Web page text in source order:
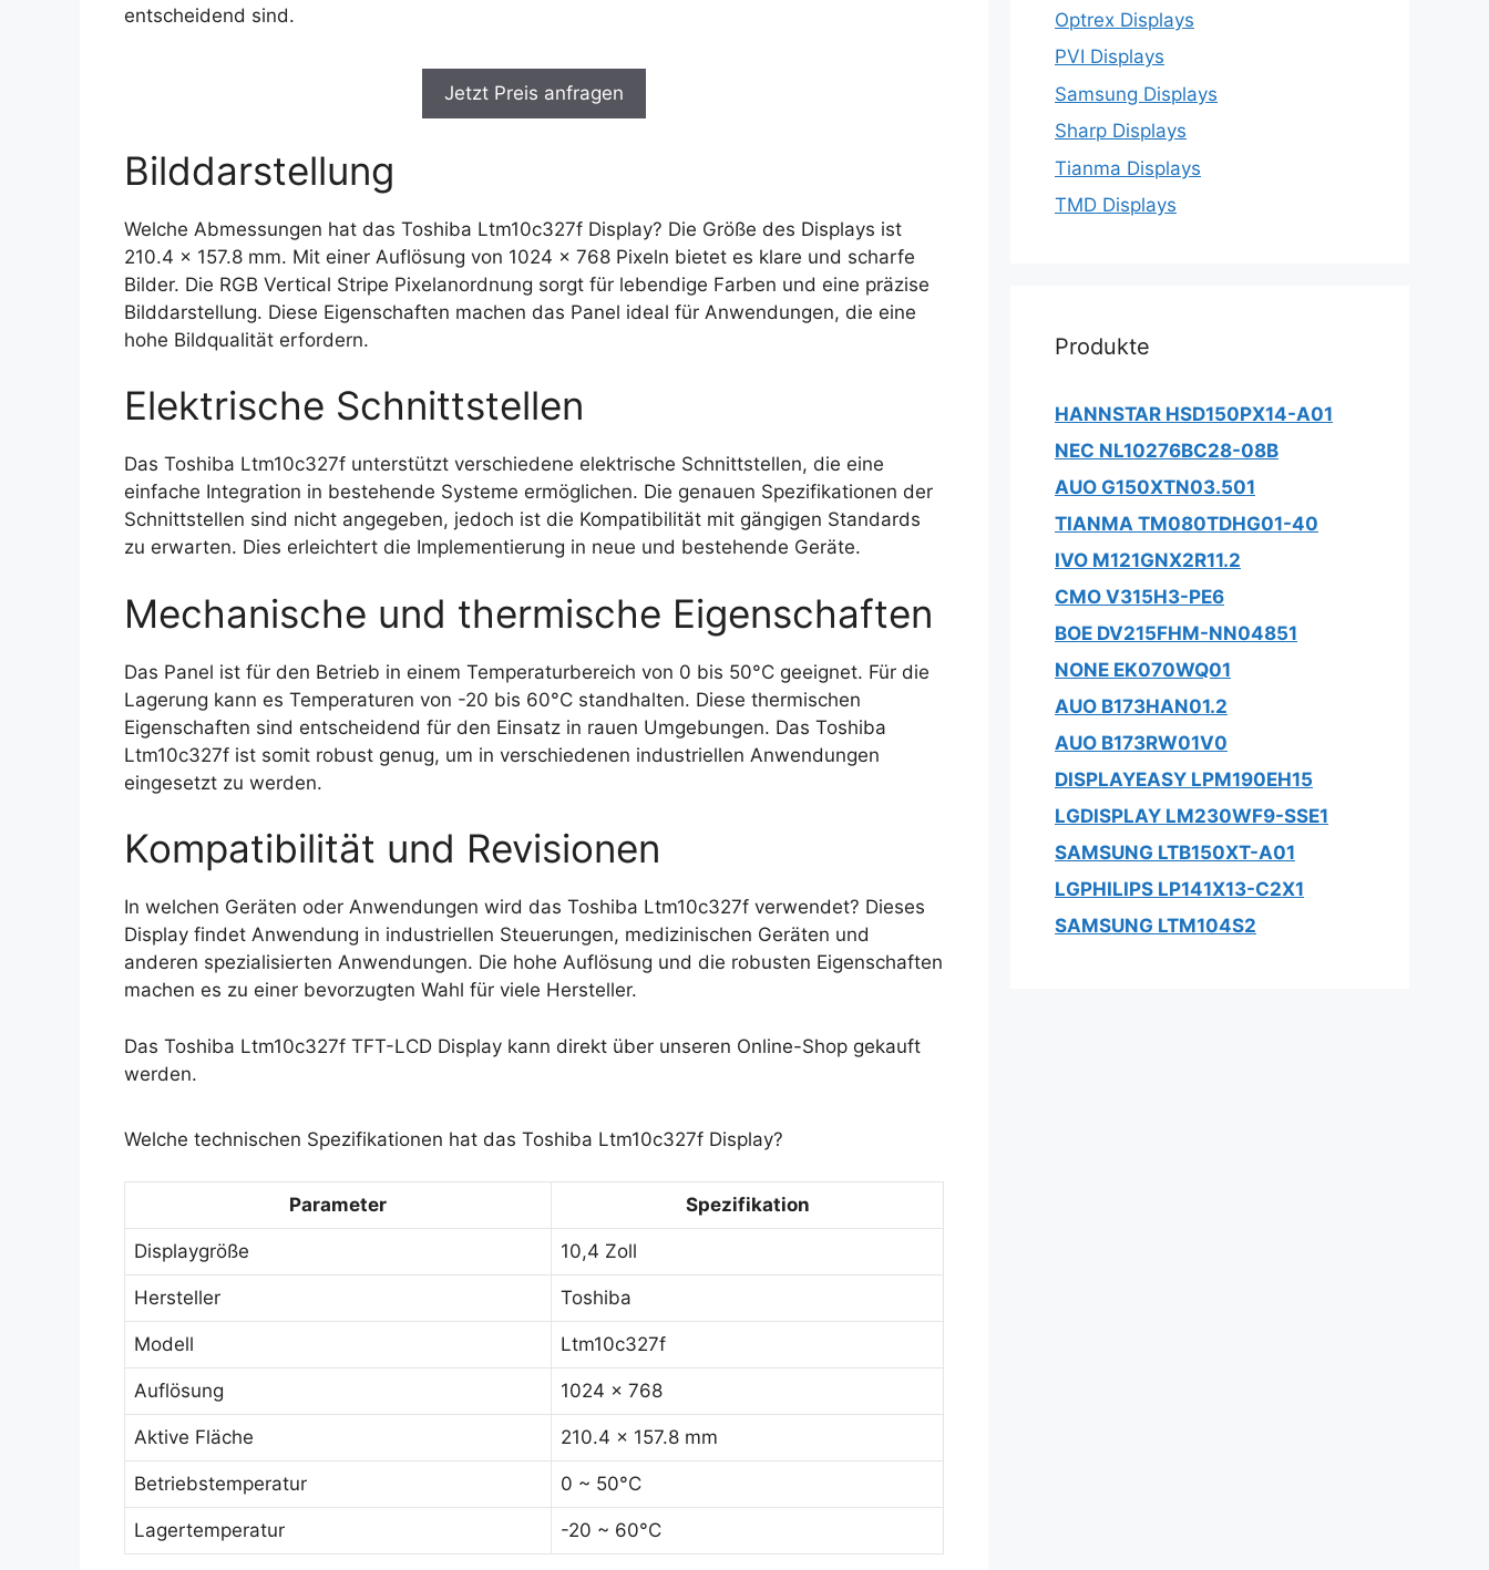
entscheidend sind.
Jetzt Preis anfragen
Bilddarstellung
Welche Abmessungen hat das Toshiba Ltm10c327f Display? Die Größe des Displays ist
210.4 x 157.8 mm. Mit einer Auflösung von 1024 x 768 Pixeln bietet es klare und scharfe
Bilder. Die RGB Vertical Stripe Pixelanordnung sorgt für lebendige Farben und eine präzise
Bilddarstellung. Diese Eigenschaften machen das Panel ideal für Anwendungen, die eine
hohe Bildqualität erfordern.
Elektrische Schnittstellen
Das Toshiba Ltm10c327f unterstützt verschiedene elektrische Schnittstellen, die eine
einfache Integration in bestehende Systeme ermöglichen. Die genauen Spezifikationen der
Schnittstellen sind nicht angegeben, jedoch ist die Kompatibilität mit gängigen Standards
zu erwarten. Dies erleichtert die Implementierung in neue und bestehende Geräte.
Mechanische und thermische Eigenschaften
Das Panel ist für den Betrieb in einem Temperaturbereich von 0 bis 50°C geeignet. Für die
Lagerung kann es Temperaturen von -20 bis 60°C standhalten. Diese thermischen
Eigenschaften sind entscheidend für den Einsatz in rauen Umgebungen. Das Toshiba
Ltm10c327f ist somit robust genug, um in verschiedenen industriellen Anwendungen
eingesetzt zu werden.
Kompatibilität und Revisionen
In welchen Geräten oder Anwendungen wird das Toshiba Ltm10c327f verwendet? Dieses
Display findet Anwendung in industriellen Steuerungen, medizinischen Geräten und
anderen spezialisierten Anwendungen. Die hohe Auflösung und die robusten Eigenschaften
machen es zu einer bevorzugten Wahl für viele Hersteller.
Das Toshiba Ltm10c327f TFT-LCD Display kann direkt über unseren Online-Shop gekauft
werden.
Welche technischen Spezifikationen hat das Toshiba Ltm10c327f Display?
Parameter Spezifikation
Displaygröße 10,4 Zoll
Hersteller Toshiba
Modell Ltm10c327f
Auflösung 1024 x 768
Aktive Fläche 210.4 x 157.8 mm
Betriebstemperatur 0 ~ 50°C
Lagertemperatur -20 ~ 60°C
Optrex Displays
PVI Displays
Samsung Displays
Sharp Displays
Tianma Displays
TMD Displays
Produkte
HANNSTAR HSD150PX14-A01
NEC NL10276BC28-08B
AUO G150XTN03.501
TIANMA TM080TDHG01-40
IVO M121GNX2R11.2
CMO V315H3-PE6
BOE DV215FHM-NN04851
NONE EK070WQ01
AUO B173HAN01.2
AUO B173RW01V0
DISPLAYEASY LPM190EH15
LGDISPLAY LM230WF9-SSE1
SAMSUNG LTB150XT-A01
LGPHILIPS LP141X13-C2X1
SAMSUNG LTM104S2